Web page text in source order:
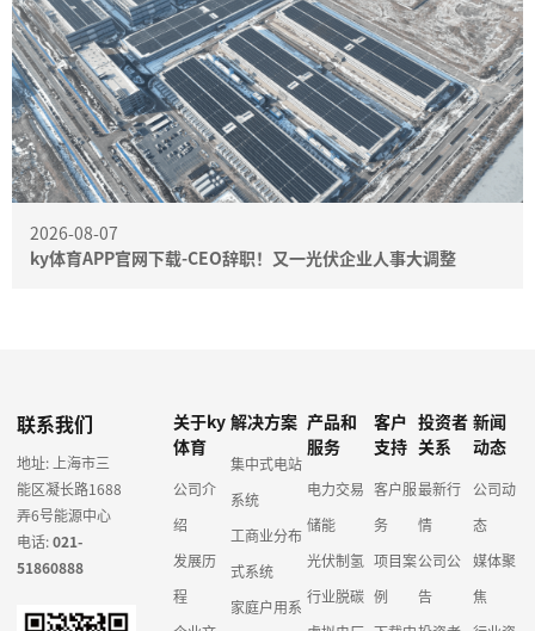
2026-08-07
ky体育APP官网下载-CEO辞职！又一光伏企业人事大调整
联系我们
地址: 上海市三
能区凝长路1688
弄6号能源中心
电话:021-
51860888
关于ky
体育
公司介
绍
发展历
程
解决方案
集中式电站
系统
工商业分布
式系统
家庭户用系
产品和
服务
电力交易
储能
光伏制氢
行业脱碳
客户
支持
客户服
务
项目案
例
投资者
关系
最新行
情
公司公
告
新闻
动态
公司动
态
媒体聚
焦